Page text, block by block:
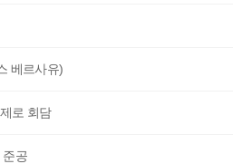
베르사유)
로 회담
준공